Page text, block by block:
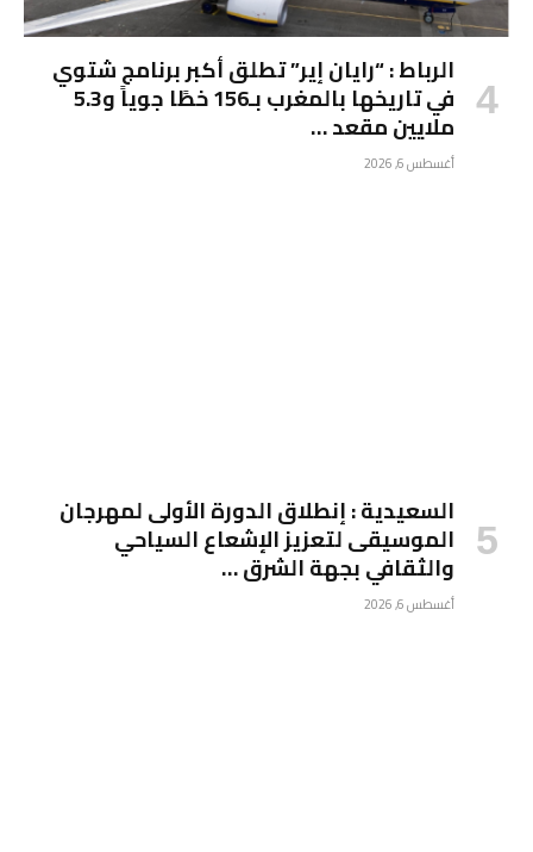
الرباط : “رايان إير” تطلق أكبر برنامج شتوي
في تاريخها بالمغرب بـ156 خطًا جوياً و5.3
ملايين مقعد …
أغسطس 6, 2026
السعيدية : إنطلاق الدورة الأولى لمهرجان
الموسيقى لتعزيز الإشعاع السياحي
والثقافي بجهة الشرق …
أغسطس 6, 2026